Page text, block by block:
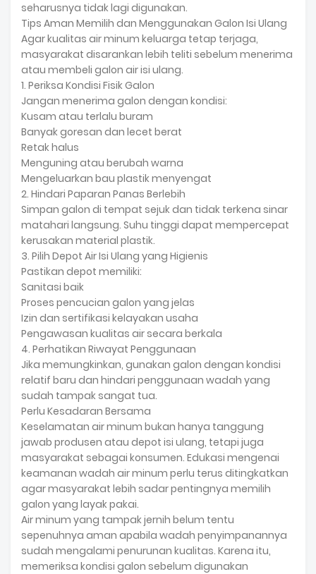
seharusnya tidak lagi digunakan.
Tips Aman Memilih dan Menggunakan Galon Isi Ulang
Agar kualitas air minum keluarga tetap terjaga,
masyarakat disarankan lebih teliti sebelum menerima
atau membeli galon air isi ulang.
1. Periksa Kondisi Fisik Galon
Jangan menerima galon dengan kondisi:
Kusam atau terlalu buram
Banyak goresan dan lecet berat
Retak halus
Menguning atau berubah warna
Mengeluarkan bau plastik menyengat
2. Hindari Paparan Panas Berlebih
Simpan galon di tempat sejuk dan tidak terkena sinar
matahari langsung. Suhu tinggi dapat mempercepat
kerusakan material plastik.
3. Pilih Depot Air Isi Ulang yang Higienis
Pastikan depot memiliki:
Sanitasi baik
Proses pencucian galon yang jelas
Izin dan sertifikasi kelayakan usaha
Pengawasan kualitas air secara berkala
4. Perhatikan Riwayat Penggunaan
Jika memungkinkan, gunakan galon dengan kondisi
relatif baru dan hindari penggunaan wadah yang
sudah tampak sangat tua.
Perlu Kesadaran Bersama
Keselamatan air minum bukan hanya tanggung
jawab produsen atau depot isi ulang, tetapi juga
masyarakat sebagai konsumen. Edukasi mengenai
keamanan wadah air minum perlu terus ditingkatkan
agar masyarakat lebih sadar pentingnya memilih
galon yang layak pakai.
Air minum yang tampak jernih belum tentu
sepenuhnya aman apabila wadah penyimpanannya
sudah mengalami penurunan kualitas. Karena itu,
memeriksa kondisi galon sebelum digunakan